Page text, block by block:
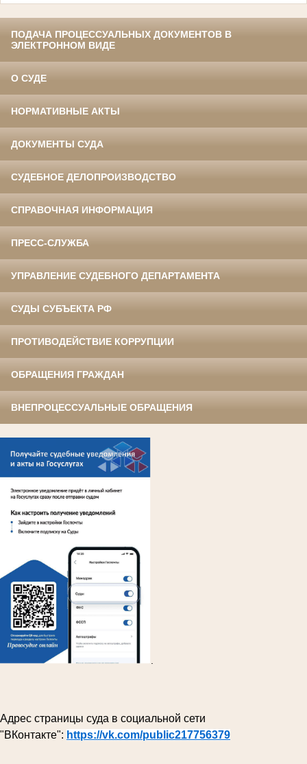
ПОДАЧА ПРОЦЕССУАЛЬНЫХ ДОКУМЕНТОВ В
ЭЛЕКТРОННОМ ВИДЕ
О СУДЕ
НОРМАТИВНЫЕ АКТЫ
ДОКУМЕНТЫ СУДА
СУДЕБНОЕ ДЕЛОПРОИЗВОДСТВО
СПРАВОЧНАЯ ИНФОРМАЦИЯ
ПРЕСС-СЛУЖБА
УПРАВЛЕНИЕ СУДЕБНОГО ДЕПАРТАМЕНТА
СУДЫ СУБЪЕКТА РФ
ПРОТИВОДЕЙСТВИЕ КОРРУПЦИИ
ОБРАЩЕНИЯ ГРАЖДАН
ВНЕПРОЦЕССУАЛЬНЫЕ ОБРАЩЕНИЯ
Адрес страницы суда в социальной сети
"ВКонтакте": https://vk.com/public217756379